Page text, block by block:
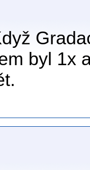
byl 1x